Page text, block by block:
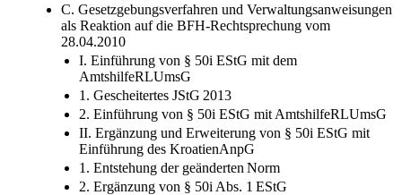
C. Gesetzgebungsverfahren und Verwaltungsanweisungen
als Reaktion auf die BFH-Rechtsprechung vom
28.04.2010
I. Einführung von § 50i EStG mit dem
AmtshilfeRLUmsG
1. Gescheitertes JStG 2013
2. Einführung von § 50i EStG mit AmtshilfeRLUmsG
II. Ergänzung und Erweiterung von § 50i EStG mit
Einführung des KroatienAnpG
1. Entstehung der geänderten Norm
2. Ergänzung von § 50i Abs. 1 EStG